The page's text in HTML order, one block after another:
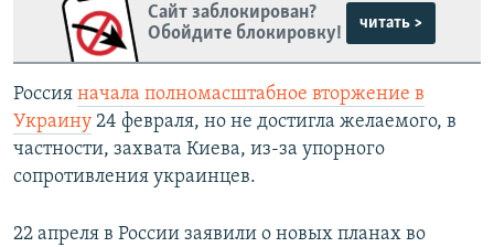
Сайт заблокирован?
Обойдите блокировку!
читать >
Россия начала полномасштабное вторжение в
Украину 24 февраля, но не достигла желаемого, в
частности, захвата Киева, из-за упорного
сопротивления украинцев.
22 апреля в России заявили о новых планах во